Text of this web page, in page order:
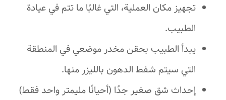
تجهيز مكان العملية، التي غالبًا ما تتم في عيادة
الطبيب.
يبدأ الطبيب بحقن مخدر موضعي في المنطقة
التي سيتم شفط الدهون بالليزر منها.
إحداث شق صغير جدًا (أحيانًا مليمتر واحد فقط)